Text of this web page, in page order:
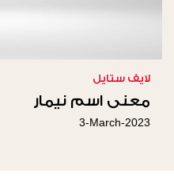
لايف ستايل
معنى اسم نيمار
3-March-2023